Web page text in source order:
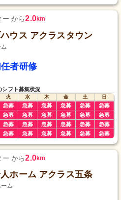
ー から2.0km
ウス アクラスタウン
者研修
シフト募集状況
火 水 木 金 土
日
急募 急募 急募 急募 急募 急募
急募 急募 急募 急募 急募 急募
急募 急募 急募 急募 急募 急募
急募 急募 急募 急募 急募 急募
ー から2.0km
ホーム アクラス五条
ム